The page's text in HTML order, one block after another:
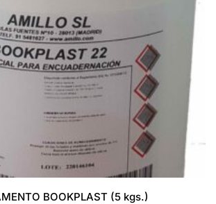
BOOKPLAST (5 kgs.)